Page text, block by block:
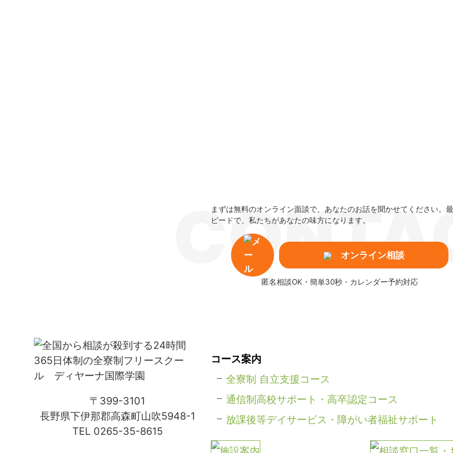
まずは無料のオンライン面談で、あなたのお話を聞かせてください。
ピードで、私たちがあなたの味方になります。
オンライン相談
匿名相談OK・簡単30秒・カレンダー予約対応
〒399-3101
長野県下伊那郡高森町山吹5948-1
TEL 0265-35-8615
コース案内
全寮制 自立支援コース
通信制高校サポート・高卒認定コース
放課後等デイサービス・障がい者福祉サポート